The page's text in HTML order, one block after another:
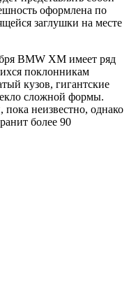
оформлена по
заглушки на месте
BMW XM имеет ряд
поклонникам
кузов, гигантские
сложной формы.
неизвестно, однако
более 90